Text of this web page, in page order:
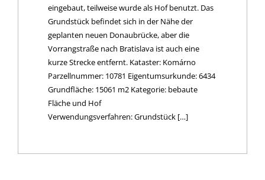
eingebaut, teilweise wurde als Hof benutzt. Das
Grundstück befindet sich in der Nähe der
geplanten neuen Donaubrücke, aber die
Vorrangstraße nach Bratislava ist auch eine
kurze Strecke entfernt. Kataster: Komárno
Parzellnummer: 10781 Eigentumsurkunde: 6434
Grundfläche: 15061 m2 Kategorie: bebaute
Fläche und Hof
Verwendungsverfahren: Grundstück […]